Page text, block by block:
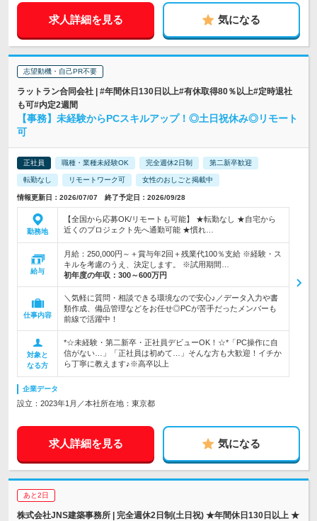
求人詳細を見る 気になる
志望動機・自己PR不要
ラットラン合同会社 | #年間休日130日以上#有休取得80％以上#定時退社
も可#内定2週間
【事務】未経験からPCスキルアップ！◎土日祝休み◎リモート
可
正社員 職種・業種未経験OK 完全週休2日制 第二新卒歓迎
転勤なし リモートワーク可 女性のおしごと掲載中
情報更新日：2026/07/07 終了予定日：2026/09/28
勤務地
【全国から応募OK/リモートも可能】 ★転勤なし ★自宅から
近くのプロジェクト先へ通勤可能 ★慣れ…
給与
月給：250,000円～＋賞与年2回＋残業代100％支給 ※経験・ス
キルを考慮のうえ、決定します。 ※試用期間…
初年度の年収： 300～600万円
仕事内容
＼気軽に質問・相談できる環境なので安心♪／データ入力や書
類作成、備品管理などをお任せ◎PCが苦手だったメンバーも
前線で活躍中！
対象と
なる方
*☆未経験・第二新卒・正社員デビューOK！☆*「PC操作に自
信がない…」「正社員は初めて…」そんな方も大歓迎！イチか
ら丁寧に教えます♪※高卒以上
企業データ
設立：2023年1月／本社所在地：東京都
求人詳細を見る 気になる
あと2日
株式会社JNS建築事務所 | 完全週休2日制(土日祝) ★年間休日130日以上 ★